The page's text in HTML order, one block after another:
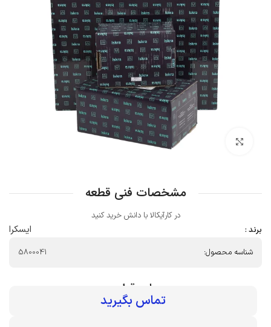
بزرگنمایی تصویر
مشخصات فنی قطعه
در کارآیکالا با دانش خرید کنید
برند :
ایسکرا
شناسه محصول: 5800041
بهای قطعه :
تماس بگیرید